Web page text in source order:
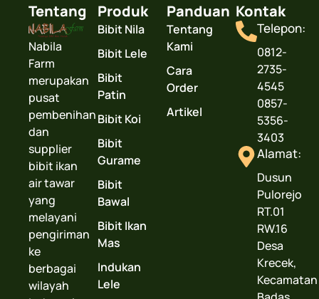
Tentang
Nabila
Farm
merupakan
pusat
pembenihan
dan
supplier
bibit ikan
air tawar
yang
melayani
pengiriman
ke
berbagai
wilayah
Produk
Bibit Nila
Bibit Lele
Bibit
Patin
Bibit Koi
Bibit
Gurame
Bibit
Bawal
Bibit Ikan
Mas
Indukan
Lele
Panduan
Tentang
Kami
Cara
Order
Artikel
Kontak
Telepon:
0812-
2735-
4545
0857-
5356-
3403
Alamat:
Dusun
Pulorejo
RT.01
RW.16
Desa
Krecek,
Kecamatan